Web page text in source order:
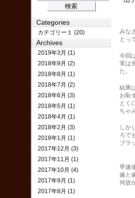
みな
とっ
今回
実は
た。
結果
お恥
とく
ちゃ
しか
ろで
ブラ
早速
歯と
何故
Categories
カテゴリー１ (20)
Archives
2019年3月 (1)
2018年9月 (2)
2018年8月 (1)
2018年7月 (2)
2018年6月 (3)
2018年5月 (1)
2018年4月 (1)
2018年2月 (3)
2018年1月 (1)
2017年12月 (3)
2017年11月 (1)
2017年10月 (4)
2017年9月 (1)
2017年8月 (1)